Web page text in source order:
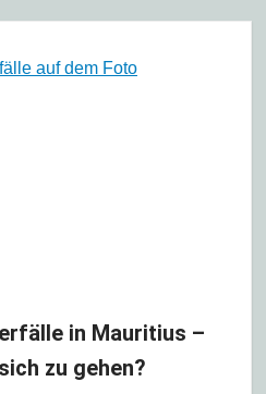
in Mauritius –
zu gehen?